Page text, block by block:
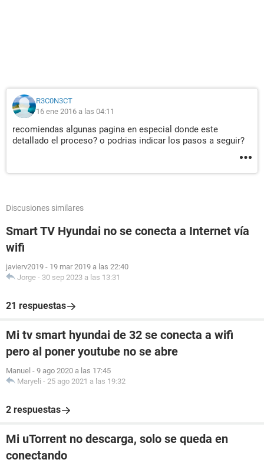
R3C0N3CT
16 ene 2016 a las 04:11
recomiendas algunas pagina en especial donde este
detallado el proceso? o podrias indicar los pasos a seguir?
Discusiones similares
Smart TV Hyundai no se conecta a Internet vía
wifi
javierv2019 - 19 mar 2019 a las 22:40
Jorge - 30 sep 2023 a las 13:31
21 respuestas
Mi tv smart hyundai de 32 se conecta a wifi
pero al poner youtube no se abre
Manuel - 9 ago 2020 a las 17:45
Maryeli - 25 ago 2021 a las 19:32
2 respuestas
Mi uTorrent no descarga, solo se queda en
conectando